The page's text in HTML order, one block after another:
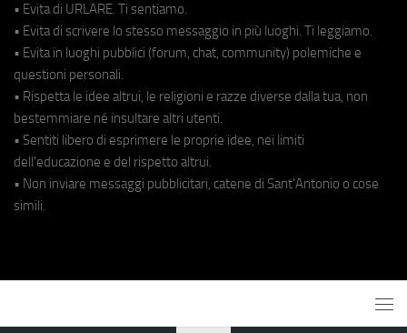
• Evita di URLARE. Ti sentiamo.
• Evita di scrivere lo stesso messaggio in più luoghi. Ti leggiamo.
• Evita in luoghi pubblici (forum, chat, community) polemiche e
questioni personali.
• Rispetta le idee altrui, le religioni e razze diverse dalla tua, non
bestemmiare né insultare altri utenti.
• Sentiti libero di esprimere le proprie idee, nei limiti
dell'educazione e del rispetto altrui.
• Non inviare messaggi pubblicitari, catene di Sant'Antonio o cose
simili.